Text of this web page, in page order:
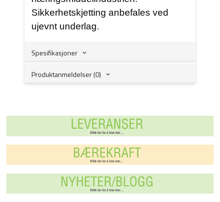
Sikkerhetskjetting anbefales ved
ujevnt underlag.
Spesifikasjoner
Produktanmeldelser (0)